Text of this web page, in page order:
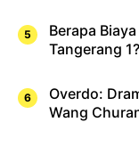
Berapa
Tangerang
Overdo:
Wang